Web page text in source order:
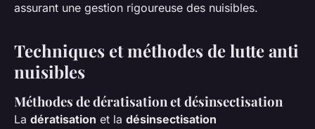
assurant une gestion rigoureuse des nuisibles.
Techniques et méthodes de lutte anti
nuisibles
Méthodes de dératisation et désinsectisation
La dératisation et la désinsectisation